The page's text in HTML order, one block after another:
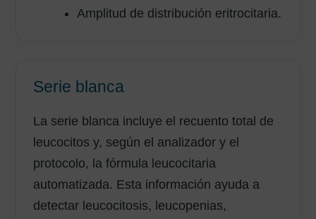
Amplitud de distribución eritrocitaria.
Serie blanca
La serie blanca incluye el recuento total de
leucocitos y, según el analizador y el
protocolo, la fórmula leucocitaria
automatizada. Esta información ayuda a
detectar leucocitosis, leucopenias,